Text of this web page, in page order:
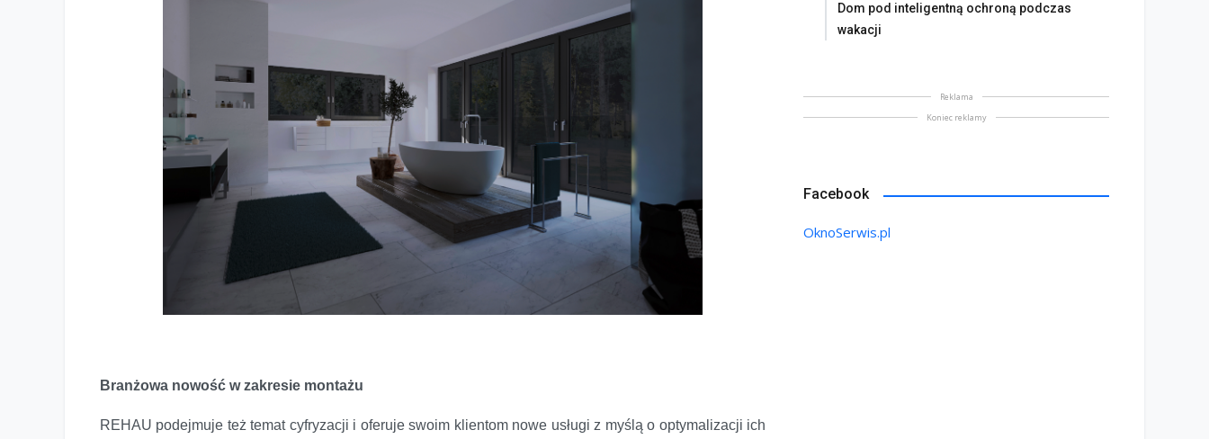
Branżowa nowość w zakresie montażu
REHAU podejmuje też temat cyfryzacji i oferuje swoim klientom nowe usługi z myślą o optymalizacji ich
Dom pod inteligentną ochroną podczas
wakacji
Reklama
Koniec reklamy
Facebook
OknoSerwis.pl